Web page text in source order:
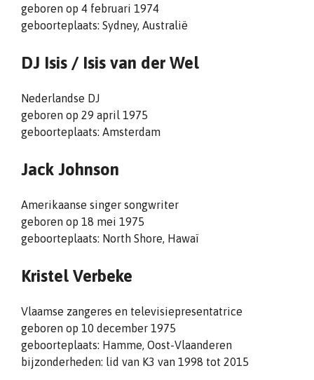
geboren op 4 februari 1974
geboorteplaats: Sydney, Australië
DJ Isis / Isis van der Wel
Nederlandse DJ
geboren op 29 april 1975
geboorteplaats: Amsterdam
Jack Johnson
Amerikaanse singer songwriter
geboren op 18 mei 1975
geboorteplaats: North Shore, Hawaï
Kristel Verbeke
Vlaamse zangeres en televisiepresentatrice
geboren op 10 december 1975
geboorteplaats: Hamme, Oost-Vlaanderen
bijzonderheden: lid van K3 van 1998 tot 2015